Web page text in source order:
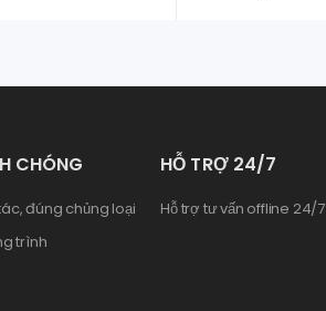
CHÓNG
đúng chủng loại
trình
HỖ TRỢ 24/7
Hỗ trợ tư vấn offline 24/7